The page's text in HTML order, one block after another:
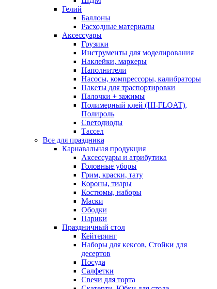
Гелий
Баллоны
Расходные материалы
Аксессуары
Грузики
Инструменты для моделирования
Наклейки, маркеры
Наполнители
Насосы, компрессоры, калибраторы
Пакеты для траспортировки
Палочки + зажимы
Полимерный клей (HI-FLOAT),
Полироль
Светодиоды
Тассел
Все для праздника
Карнавальная продукция
Аксессуары и атрибутика
Головные уборы
Грим, краски, тату
Короны, тиары
Костюмы, наборы
Маски
Ободки
Парики
Праздничный стол
Кейтеринг
Наборы для кексов, Стойки для
десертов
Посуда
Салфетки
Свечи для торта